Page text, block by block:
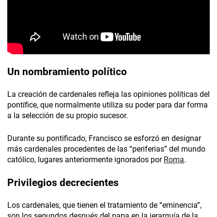
Un nombramiento político
La creación de cardenales refleja las opiniones políticas del
pontífice, que normalmente utiliza su poder para dar forma
a la selección de su propio sucesor.
Durante su pontificado, Francisco se esforzó en designar
más cardenales procedentes de las “periferias” del mundo
católico, lugares anteriormente ignorados por Roma.
Privilegios decrecientes
Los cardenales, que tienen el tratamiento de “eminencia”,